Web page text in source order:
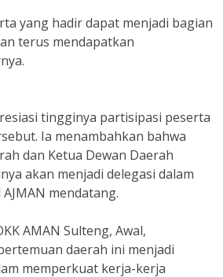
yang hadir dapat menjadi bagian
terus mendapatkan
tingginya partisipasi peserta
Ia menambahkan bahwa
dan Ketua Dewan Daerah
akan menjadi delegasi dalam
mendatang.
AMAN Sulteng, Awal,
daerah ini menjadi
memperkuat kerja-kerja